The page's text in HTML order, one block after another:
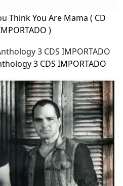
Think You Are Mama ( CD
)
3 CDS IMPORTADO